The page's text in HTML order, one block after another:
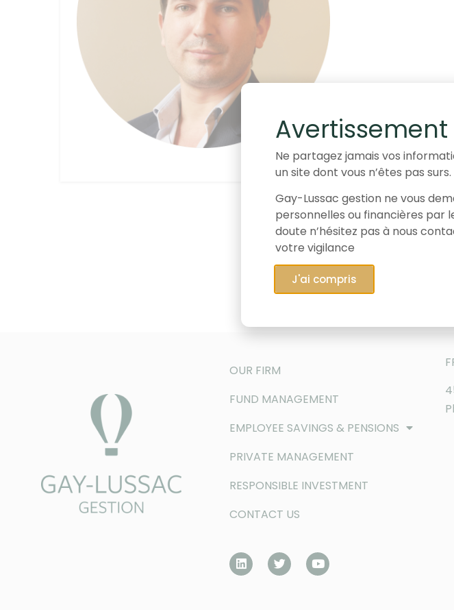
OUR FIRM
FUND MANAGEMENT
EMPLOYEE SAVINGS & PENSIONS
PRIVATE MANAGEMENT
RESPONSIBLE INVESTMENT
CONTACT US
Avertissement
Ne partagez jamais vos
un site dont vous n’êtes pas surs.
Gay-Lussac gestion ne vous
personnelles ou financières par
doute n’hésitez pas à nous
votre vigilance
J'ai compris